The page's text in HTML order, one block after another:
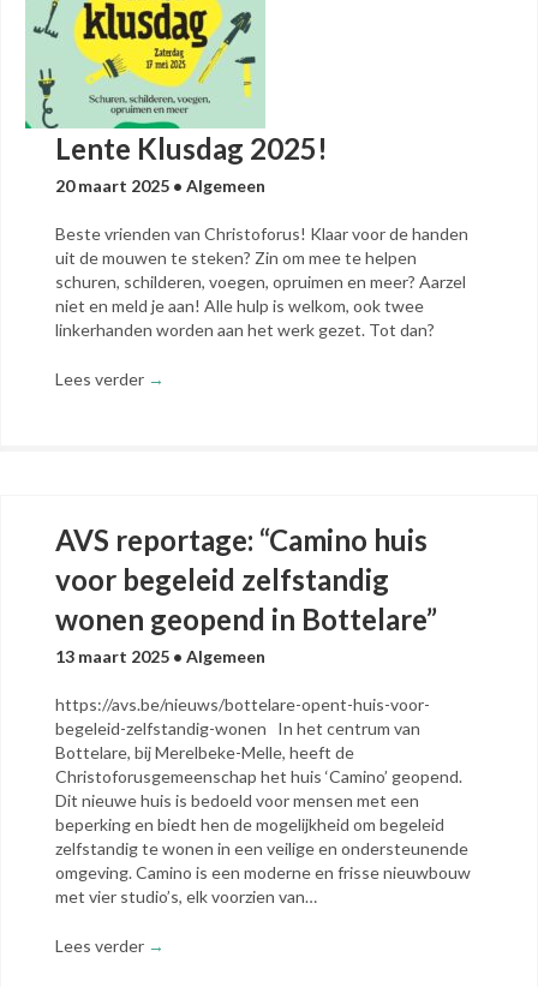
Lente Klusdag 2025!
20 maart 2025 • Algemeen
Beste vrienden van Christoforus! Klaar voor de handen
uit de mouwen te steken? Zin om mee te helpen
schuren, schilderen, voegen, opruimen en meer? Aarzel
niet en meld je aan! Alle hulp is welkom, ook twee
linkerhanden worden aan het werk gezet. Tot dan?
Lees verder →
AVS reportage: “Cami­no huis
voor bege­leid zelf­stan­dig
wonen geo­pend in Bottelare”
13 maart 2025 • Algemeen
https://avs.be/nieuws/bottelare-opent-huis-voor-
begeleid-zelfstandig-wonen In het centrum van
Bottelare, bij Merelbeke-Melle, heeft de
Christoforusgemeenschap het huis ‘Camino’ geopend.
Dit nieuwe huis is bedoeld voor mensen met een
beperking en biedt hen de mogelijkheid om begeleid
zelfstandig te wonen in een veilige en ondersteunende
omgeving. Camino is een moderne en frisse nieuwbouw
met vier studio’s, elk voorzien van…
Lees verder →